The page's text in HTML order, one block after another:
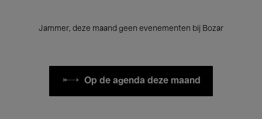
Jammer, deze maand geen evenementen bij Bozar
Op de agenda deze maand